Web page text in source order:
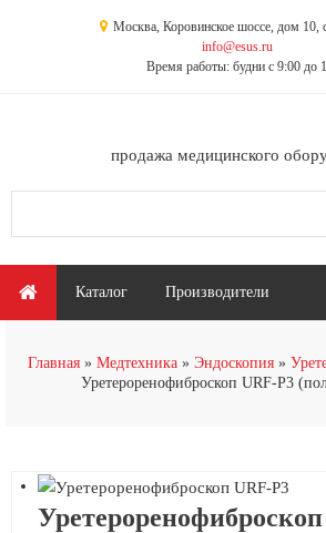
Москва, Коровинское шоссе, дом 10,
info@esus.ru
Время работы: будни с 9:00 до
продажа медицинского
Главное меню
Каталог Производители
Главная Медтехника Эндоскопия
Уретероренофиброскоп URF-P3